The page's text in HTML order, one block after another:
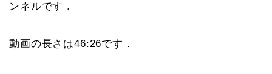
ンネルです．
動画の長さは46:26です．